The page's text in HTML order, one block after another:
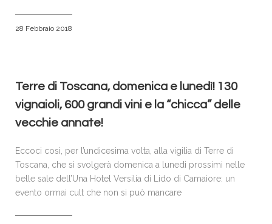
28 Febbraio 2018
Terre di Toscana, domenica e lunedì! 130
vignaioli, 600 grandi vini e la “chicca” delle
vecchie annate!
Eccoci così, per l’undicesima volta, alla vigilia di Terre di
Toscana, che si svolgerà domenica a lunedi prossimi nelle
belle sale dell’Una Hotel Versilia di Lido di Camaiore: un
evento ormai cult che non si può mancare